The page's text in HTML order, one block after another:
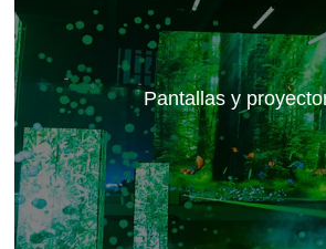
Pantallas y